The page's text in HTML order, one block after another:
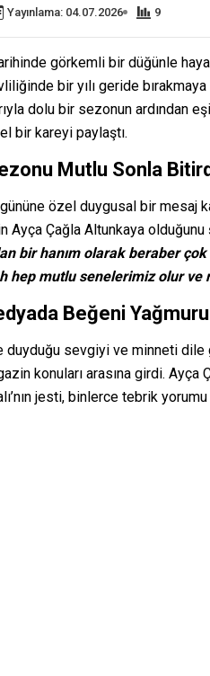
Yayınlama: 04.07.2026 9
görkemli bir düğünle
bir yılı geride
dolu bir sezonun ardından
bir kareyi paylaştı.
Mutlu Sonla
özel duygusal bir mesaj
Ayça Çağla Altunkaya
bir hanım olarak beraber
hep mutlu senelerimiz olur ve
Beğeni Yağmuru
duyduğu sevgiyi ve minneti
konuları arasına girdi.
jesti, binlerce tebrik